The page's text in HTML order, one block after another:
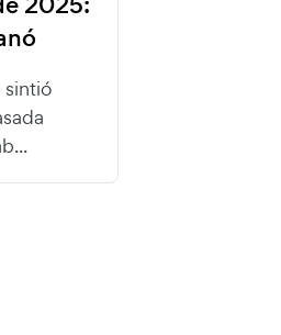
sintió